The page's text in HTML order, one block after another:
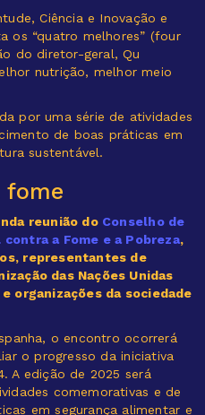
Ciência e Inovação e
os “quatro melhores” (four
do diretor-geral, Qu
nutrição, melhor meio
por uma série de atividades
de boas práticas em
sustentável.
fome
reunião do Conselho de
contra a Fome e a Pobreza,
representantes de
das Nações Unidas
organizações da sociedade
o encontro ocorrerá
o progresso da iniciativa
A edição de 2025 será
comemorativas e de
em segurança alimentar e